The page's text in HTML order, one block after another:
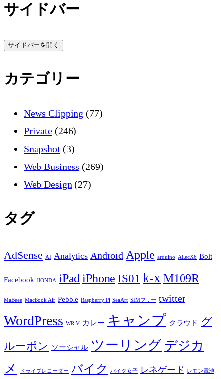
サイドバー
サイドバーを開く
カテゴリー
News Clipping (77)
Private (246)
Snapshot (3)
Web Business (269)
Web Design (27)
タグ
AdSense AI Analytics Android Apple arduino ARecX6 Bolt
Facebook HONDA iPad iPhone IS01 k-xM109R
MaBeee MacBook Air Pebble Raspberry Pi SeaArt SIMフリー twitter
WordPress WR-V カレー キャンプ クラウド グ
ルーポン ソーシャル ツーリング デジカ
メ
ドライブレコーダー バイク バイク女子 レネゲード レモン電池